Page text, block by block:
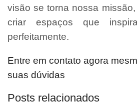
visão se torna nossa
criar espaços que
perfeitamente.
Entre em contato agora
suas dúvidas
Posts relacionados